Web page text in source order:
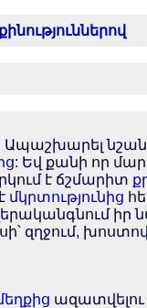
Ապաշխարել
: Եվ քանի որ
է ճշմարիտ
մկրտությունից
իր
զղջում,